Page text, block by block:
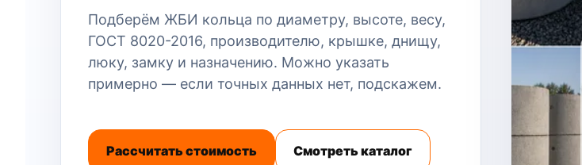
Подберём ЖБИ кольца по диаметру, высоте, весу,
ГОСТ 8020-2016, производителю, крышке, днищу,
люку, замку и назначению. Можно указать
примерно — если точных данных нет, подскажем.
Рассчитать стоимость Смотреть каталог